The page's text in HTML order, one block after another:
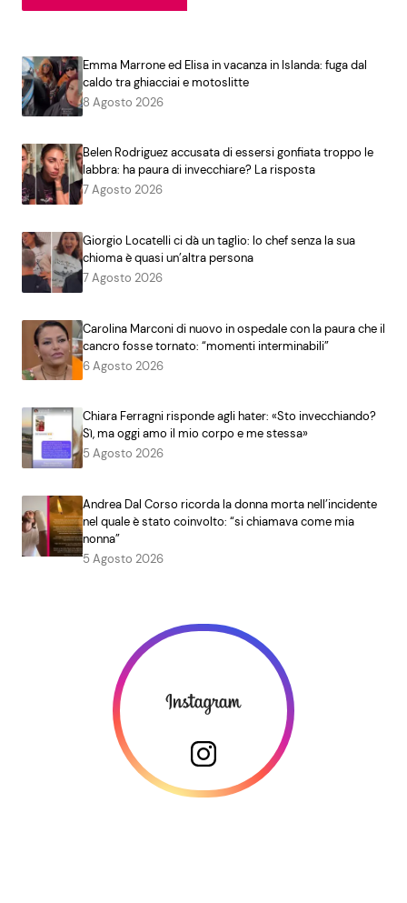
Emma Marrone ed Elisa in vacanza in Islanda: fuga dal
caldo tra ghiacciai e motoslitte
8 Agosto 2026
Belen Rodriguez accusata di essersi gonfiata troppo le
labbra: ha paura di invecchiare? La risposta
7 Agosto 2026
Giorgio Locatelli ci dà un taglio: lo chef senza la sua
chioma è quasi un’altra persona
7 Agosto 2026
Carolina Marconi di nuovo in ospedale con la paura che il
cancro fosse tornato: “momenti interminabili”
6 Agosto 2026
Chiara Ferragni risponde agli hater: «Sto invecchiando?
Sì, ma oggi amo il mio corpo e me stessa»
5 Agosto 2026
Andrea Dal Corso ricorda la donna morta nell’incidente
nel quale è stato coinvolto: “si chiamava come mia
nonna”
5 Agosto 2026